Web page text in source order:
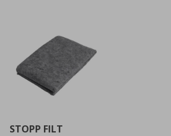
STOPP FILT